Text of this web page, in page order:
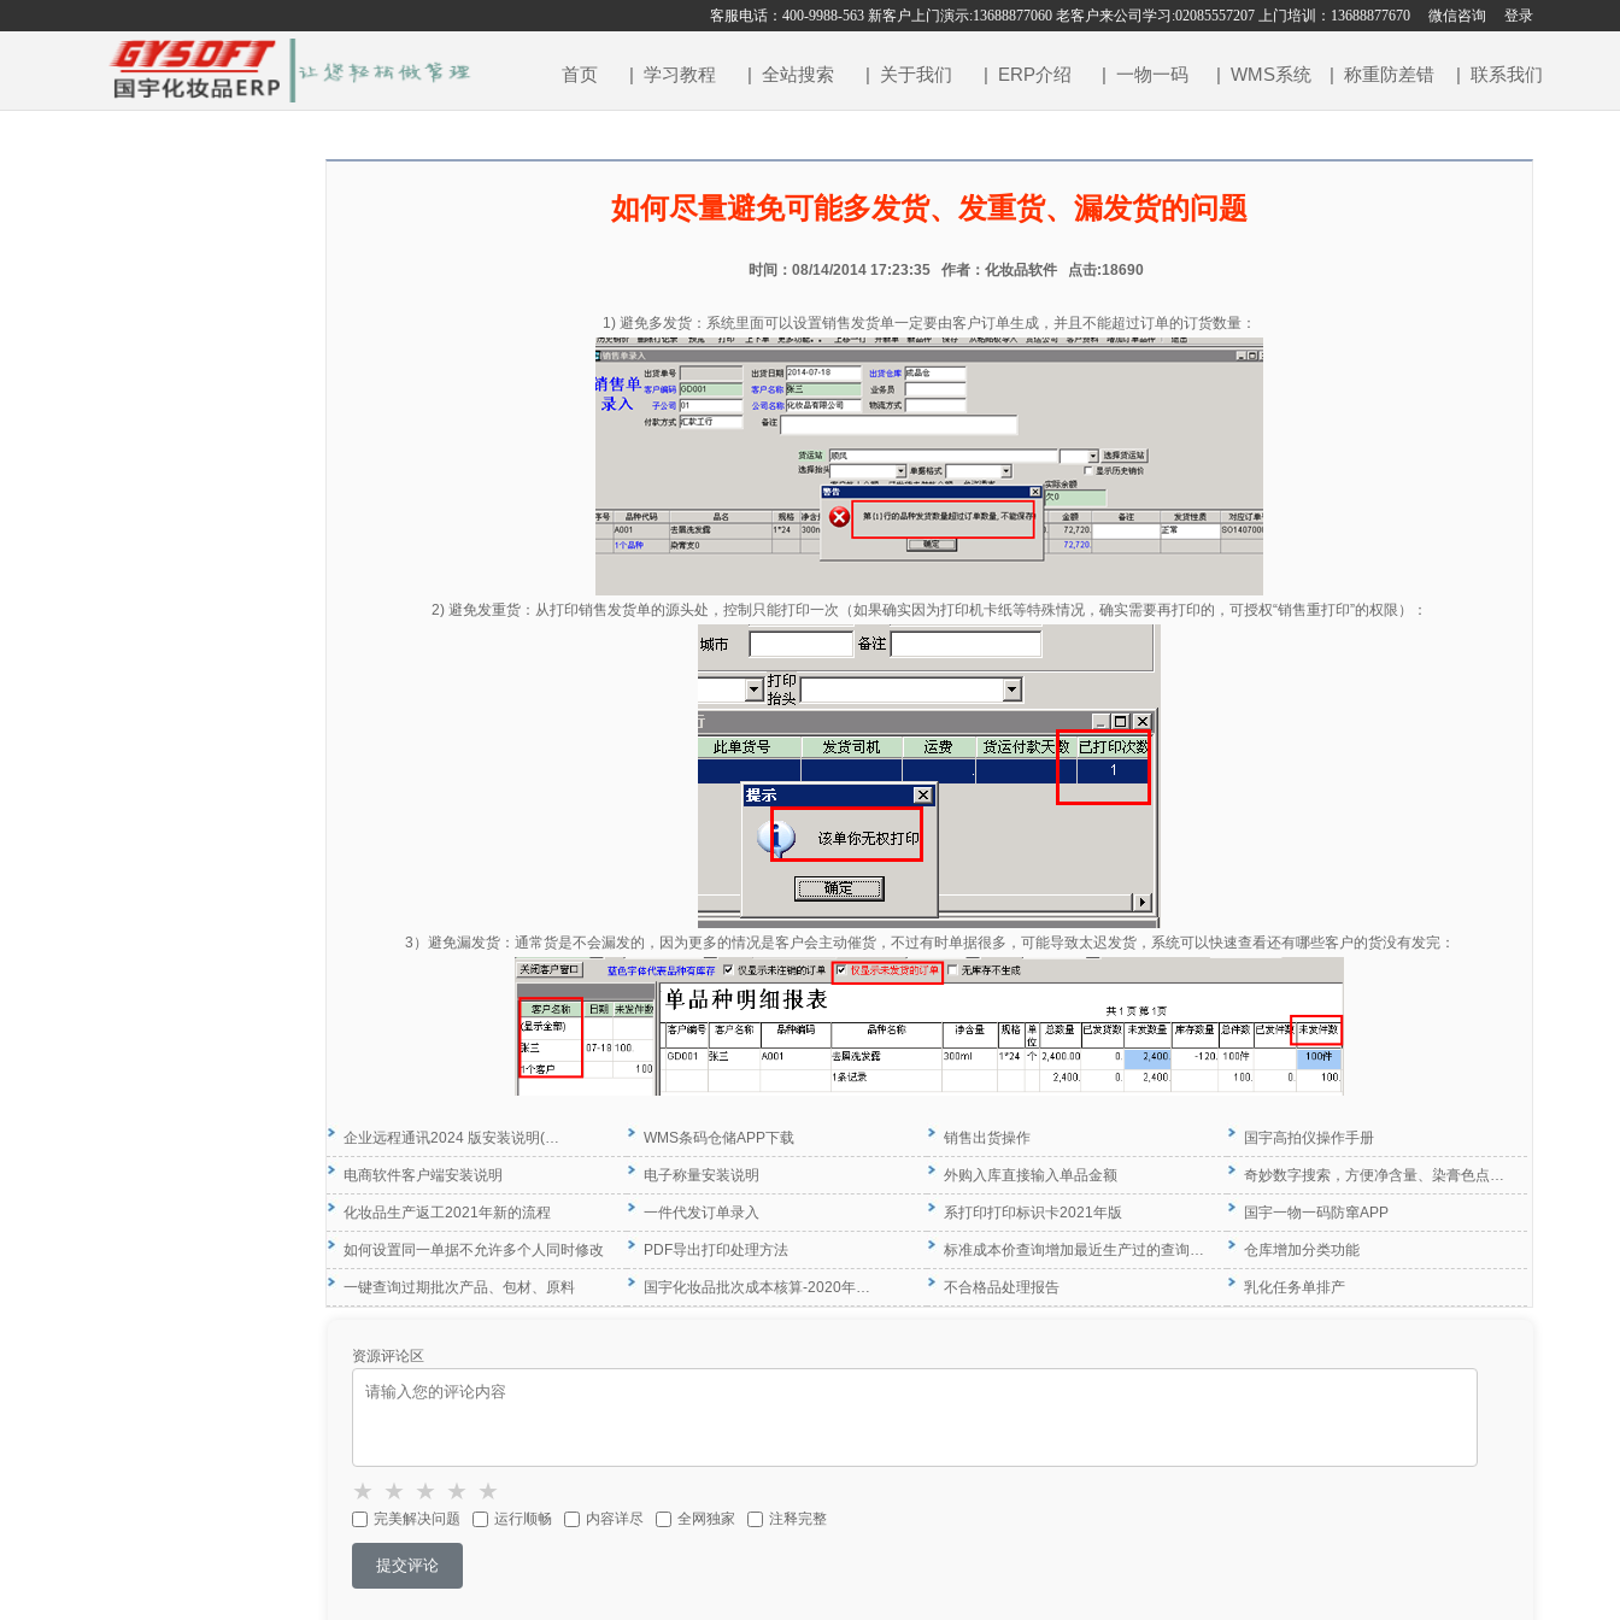
登录
微信咨询
客服电话：400-9988-563 新客户上门演示:13688877060 老客户来公司学习:02085557207 上门培训：13688877670
首页 | 学习教程 | 全站搜索 | 关于我们 | ERP介绍 | 一物一码 | WMS系统 | 称重防差错 | 联系我们
如何尽量避免可能多发货、发重货、漏发货的问题
时间：08/14/2014 17:23:35 作者：化妆品软件 点击:18690
1) 避免多发货：系统里面可以设置销售发货单一定要由客户订单生成，并且不能超过订单的订货数量：
2) 避免发重货：从打印销售发货单的源头处，控制只能打印一次（如果确实因为打印机卡纸等特殊情况，确实需要再打印的，可授权“销售重打印”的权限）：
3）避免漏发货：通常货是不会漏发的，因为更多的情况是客户会主动催货，不过有时单据很多，可能导致太迟发货，系统可以快速查看还有哪些客户的货没有发完：
企业远程通讯2024 版安装说明(… WMS条码仓储APP下载 销售出货操作 国宇高拍仪操作手册
电商软件客户端安装说明 电子称量安装说明 外购入库直接输入单品金额 奇妙数字搜索，方便净含量、染膏色点…
化妆品生产返工2021年新的流程 一件代发订单录入 系打印打印标识卡2021年版 国宇一物一码防窜APP
如何设置同一单据不允许多个人同时修改 PDF导出打印处理方法 标准成本价查询增加最近生产过的查询… 仓库增加分类功能
一键查询过期批次产品、包材、原料 国宇化妆品批次成本核算-2020年… 不合格品处理报告 乳化任务单排产
资源评论区
★ ★ ★ ★ ★
完美解决问题 运行顺畅 内容详尽 全网独家 注释完整
提交评论